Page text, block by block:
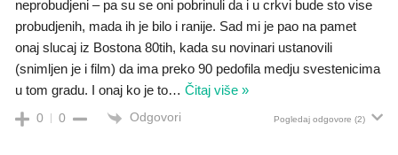
neprobudjeni – pa su se oni pobrinuli da i u crkvi bude sto vise
probudjenih, mada ih je bilo i ranije. Sad mi je pao na pamet
onaj slucaj iz Bostona 80tih, kada su novinari ustanovili
(snimljen je i film) da ima preko 90 pedofila medju svestenicima
u tom gradu. I onaj ko je to… Čitaj više »
0 0 Odgovori Pogledaj odgovore (2)